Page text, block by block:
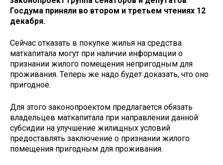
Госдума приняли во втором и третьем чтениях 12
декабря.
Сейчас отказать в покупке жилья на средства
маткапитала могут при наличии информации о
признании жилого помещения непригодным для
проживания. Теперь же надо будет доказать, что оно
пригодное.
Для этого законопроектом предлагается обязать
владельцев маткапитала при направлении данной
субсидии на улучшение жилищных условий
предоставлять заключение о признании жилого
помещения пригодным для проживания.